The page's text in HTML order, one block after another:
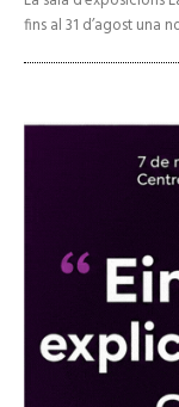
fins al 31 d’agost una